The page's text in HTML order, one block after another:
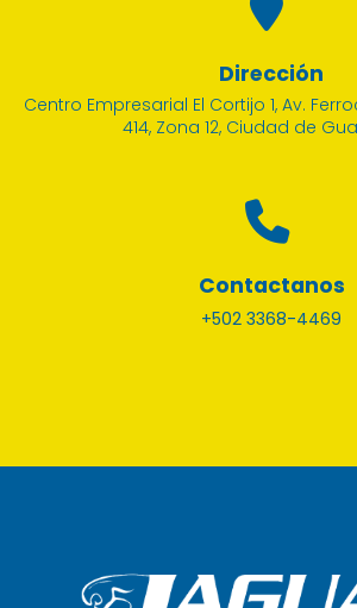
Dirección
Centro Empresarial El Cortijo 1, Av.
414, Zona 12, Ciudad de
Contactanos
+502 3368-4469